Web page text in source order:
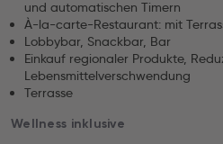
und automatischen Timern
À-la-carte-Restaurant: mit
Lobbybar, Snackbar, Bar
Einkauf regionaler Produkte,
Lebensmittelverschwendung
Terrasse
Wellness inklusive